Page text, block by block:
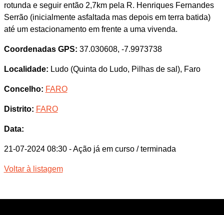
rotunda e seguir então 2,7km pela R. Henriques Fernandes
Serrão (inicialmente asfaltada mas depois em terra batida)
até um estacionamento em frente a uma vivenda.
Coordenadas GPS: 37.030608, -7.9973738
Localidade: Ludo (Quinta do Ludo, Pilhas de sal), Faro
Concelho: FARO
Distrito: FARO
Data:
21-07-2024 08:30 - Ação já em curso / terminada
Voltar à listagem